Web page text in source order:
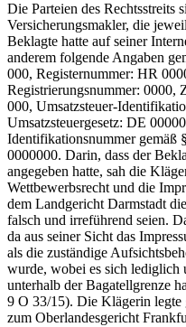
Die Parteien des Rechtsstreits
Versicherungsmakler, die
Beklagte hatte auf seiner
anderem folgende Angaben
000, Registernummer: HR
Registrierungsnummer: 0000,
000, Umsatzsteuer-
Umsatzsteuergesetz: DE
Identifikationsnummer gemäß
0000000. Darin, dass der
angegeben hatte, sah die
Wettbewerbsrecht und die
dem Landgericht Darmstadt
falsch und irreführend seien.
da aus seiner Sicht das
als die zuständige
wurde, wobei es sich lediglich
unterhalb der Bagatellgrenze
9 O 33/15). Die Klägerin legte
zum Oberlandesgericht